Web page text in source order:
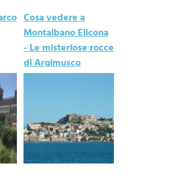
Cosa vedere a
Montalbano Elicona
- Le misteriose rocce
di Argimusco